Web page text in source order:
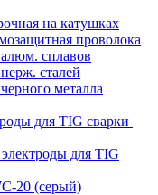
на катушках
проволока
сплавов
сталей
металла
для TIG сварки
для TIG
20 (серый)